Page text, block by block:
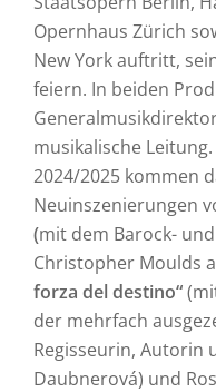
Opernhaus Zürich
New York auftritt,
feiern. In beiden
musikalische
2024/2025 kommen
Neuinszenierungen
(mit dem Barock-
Christopher Moulds
forza del destino“
der mehrfach
Regisseurin, Autorin
Daubnerová) und